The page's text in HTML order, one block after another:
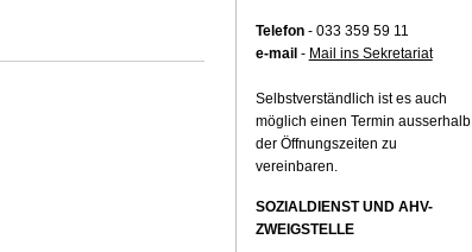
Telefon- 033 359 59 11
e-mail - Mail ins Sekretariat
Selbstverständlich ist es auch
möglich einen Termin ausserhalb
der Öffnungszeiten zu
vereinbaren.
SOZIALDIENST UND AHV-
ZWEIGSTELLE